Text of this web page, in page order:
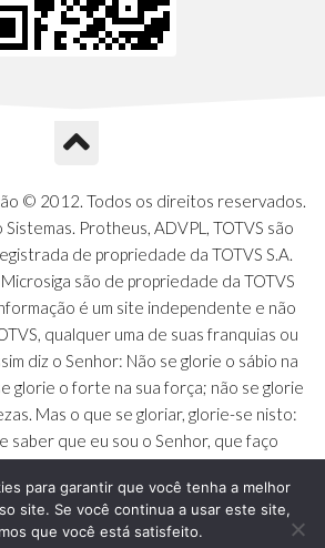
© 2012. Todos os direitos reservados.
Protheus, ADVPL, TOTVS são
de propriedade da TOTVS S.A.
são de propriedade da TOTVS
é um site independente e não
qualquer uma de suas franquias ou
diz o Senhor: Não se glorie o sábio na
glorie o forte na sua força; não se glorie
Mas o que se gloriar, glorie-se nisto:
saber que eu sou o Senhor, que faço
para garantir que você tenha a melhor
site. Se você continua a usar este site,
que você está satisfeito.